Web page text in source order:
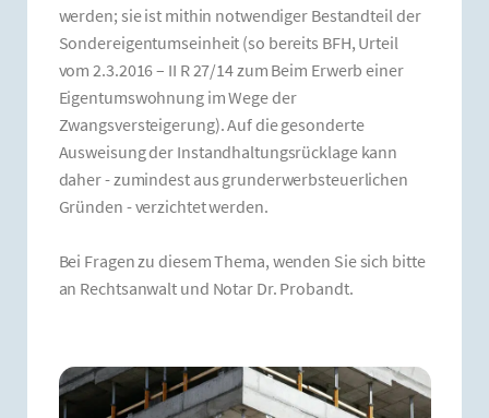
werden; sie ist mithin notwendiger Bestandteil der
Sondereigentumseinheit (so bereits BFH, Urteil
vom 2.3.2016 – II R 27/14 zum Beim Erwerb einer
Eigentumswohnung im Wege der
Zwangsversteigerung). Auf die gesonderte
Ausweisung der Instandhaltungsrücklage kann
daher - zumindest aus grunderwerbsteuerlichen
Gründen - verzichtet werden.
Bei Fragen zu diesem Thema, wenden Sie sich bitte
an Rechtsanwalt und Notar Dr. Probandt.